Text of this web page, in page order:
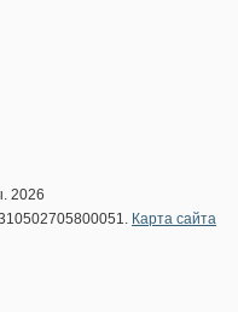
2026
Карта сайта